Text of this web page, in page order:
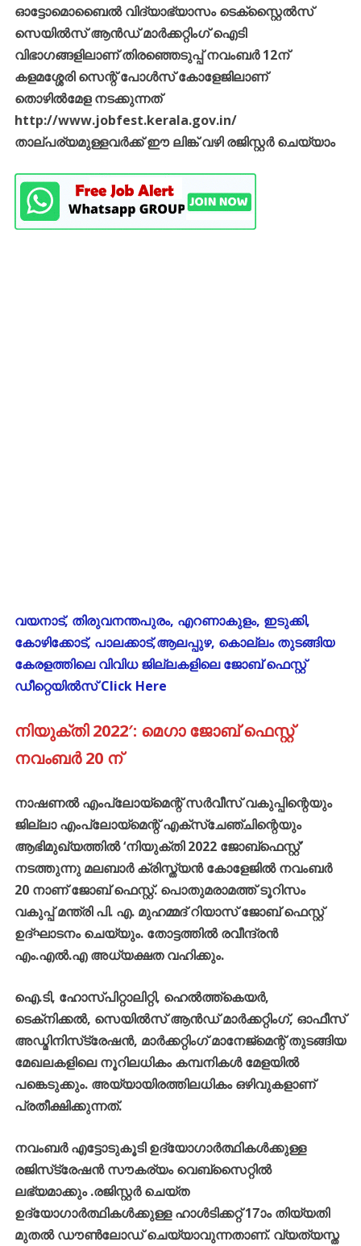
ഓട്ടോമൊബൈൽ വിദ്യാഭ്യാസം ടെക്സ്റ്റൈൽസ്
സെയിൽസ് ആൻഡ് മാർക്കറ്റിംഗ് ഐടി
വിഭാഗങ്ങളിലാണ് തിരഞ്ഞെടുപ്പ് നവംബർ 12ന്
കളമശ്ശേരി സെന്റ് പോൾസ് കോളേജിലാണ്
തൊഴിൽമേള നടക്കുന്നത്
http://www.jobfest.kerala.gov.in/
താല്പര്യമുള്ളവർക്ക് ഈ ലിങ്ക് വഴി രജിസ്റ്റർ ചെയ്യാം
വയനാട്, തിരുവനന്തപുരം, എറണാകുളം, ഇടുക്കി,
കോഴിക്കോട്, പാലക്കാട്,ആലപ്പുഴ, കൊല്ലം തുടങ്ങിയ
കേരളത്തിലെ വിവിധ ജില്ലകളിലെ ജോബ് ഫെസ്റ്റ്
ഡീറ്റെയിൽസ് Click Here
നിയുക്തി 2022′: മെഗാ ജോബ് ഫെസ്റ്റ്
നവംബര്‍ 20 ന്
നാഷണല്‍ എംപ്ലോയ്‌മെന്റ് സര്‍വീസ് വകുപ്പിന്റെയും
ജില്ലാ എംപ്ലോയ്‌മെന്റ് എക്‌സ്‌ചേഞ്ചിന്റെയും
ആഭിമുഖ്യത്തില്‍ ‘നിയുക്തി 2022 ജോബ്‌ഫെസ്റ്റ്’
നടത്തുന്നു മലബാര്‍ ക്രിസ്ത്യന്‍ കോളേജില്‍ നവംബര്‍
20 നാണ് ജോബ് ഫെസ്റ്റ്. പൊതുമരാമത്ത് ടൂറിസം
വകുപ്പ് മന്ത്രി പി. എ. മുഹമ്മദ് റിയാസ് ജോബ് ഫെസ്റ്റ്
ഉദ്ഘാടനം ചെയ്യും. തോട്ടത്തില്‍ രവീന്ദ്രന്‍
എം.എല്‍.എ അധ്യക്ഷത വഹിക്കും.
ഐ.ടി, ഹോസ്പിറ്റാലിറ്റി, ഹെല്‍ത്ത്‌കെയര്‍,
ടെക്‌നിക്കല്‍, സെയില്‍സ് ആന്‍ഡ് മാര്‍ക്കറ്റിംഗ്, ഓഫീസ്
അഡ്മിനിസ്‌ട്രേഷന്‍, മാര്‍ക്കറ്റിംഗ് മാനേജ്‌മെന്റ് തുടങ്ങിയ
മേഖലകളിലെ നൂറിലധികം കമ്പനികള്‍ മേളയില്‍
പങ്കെടുക്കും. അയ്യായിരത്തിലധികം ഒഴിവുകളാണ്
പ്രതീക്ഷിക്കുന്നത്.
നവംബര്‍ എട്ടോടുകൂടി ഉദ്യോഗാര്‍ത്ഥികള്‍ക്കുള്ള
രജിസ്‌ട്രേഷന്‍ സൗകര്യം വെബ്‌സൈറ്റില്‍
ലഭ്യമാക്കും .രജിസ്റ്റര്‍ ചെയ്ത
ഉദ്യോഗാര്‍ത്ഥികള്‍ക്കുള്ള ഹാള്‍ടിക്കറ്റ് 17ാം തിയ്യതി
മുതല്‍ ഡൗണ്‍ലോഡ് ചെയ്യാവുന്നതാണ്. വ്യത്യസ്ത